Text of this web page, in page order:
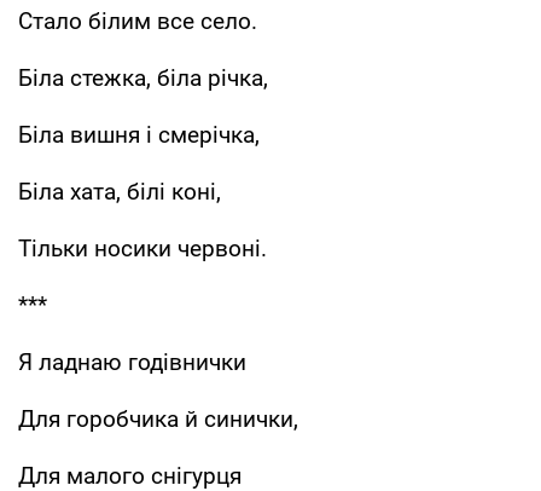
Стало білим все село.
Біла стежка, біла річка,
Біла вишня і смерічка,
Біла хата, білі коні,
Тільки носики червоні.
***
Я ладнаю годівнички
Для горобчика й синички,
Для малого снігурця